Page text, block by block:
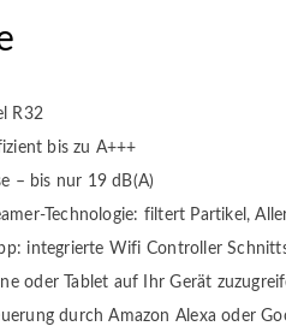
R32
bis zu A+++
– bis nur 19 dB(A)
Technologie: filtert Partikel,
integrierte Wifi Controller
oder Tablet auf Ihr Gerät
durch Amazon Alexa oder